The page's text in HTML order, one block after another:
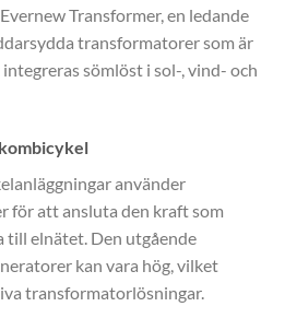
Transformer, en ledande
transformatorer som är
sömlöst i sol-, vind- och
använder
för att ansluta den kraft som
till elnätet. Den utgående
kan vara hög, vilket
transformatorlösningar.